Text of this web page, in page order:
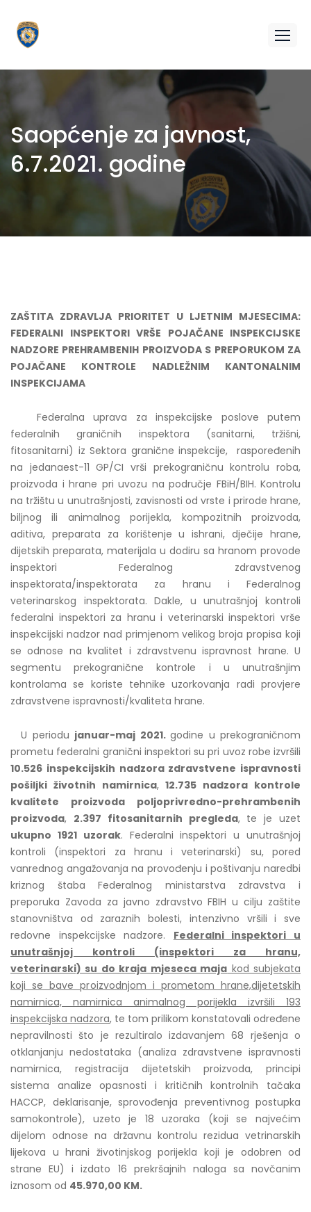
Saopćenje za javnost,
6.7.2021. godine
ZAŠTITA ZDRAVLJA PRIORITET U LJETNIM MJESECIMA:
FEDERALNI INSPEKTORI VRŠE POJAČANE INSPEKCIJSKE
NADZORE PREHRAMBENIH PROIZVODA S PREPORUKOM ZA
POJAČANE KONTROLE NADLEŽNIM KANTONALNIM
INSPEKCIJAMA
Federalna uprava za inspekcijske poslove putem
federalnih graničnih inspektora (sanitarni, tržišni,
fitosanitarni) iz Sektora granične inspekcije, raspoređenih
na jedanaest-11 GP/CI vrši prekograničnu kontrolu roba,
proizvoda i hrane pri uvozu na područje FBiH/BIH. Kontrolu
na tržištu u unutrašnjosti, zavisnosti od vrste i prirode hrane,
biljnog ili animalnog porijekla, kompozitnih proizvoda,
aditiva, preparata za korištenje u ishrani, dječije hrane,
dijetskih preparata, materijala u dodiru sa hranom provode
inspektori Federalnog zdravstvenog
inspektorata/inspektorata za hranu i Federalnog
veterinarskog inspektorata. Dakle, u unutrašnjoj kontroli
federalni inspektori za hranu i veterinarski inspektori vrše
inspekcijski nadzor nad primjenom velikog broja propisa koji
se odnose na kvalitet i zdravstvenu ispravnost hrane. U
segmentu prekogranične kontrole i u unutrašnjim
kontrolama se koriste tehnike uzorkovanja radi provjere
zdravstvene ispravnosti/kvaliteta hrane.
U periodu januar-maj 2021. godine u prekograničnom
prometu federalni granični inspektori su pri uvoz robe izvršili
10.526 inspekcijskih nadzora zdravstvene ispravnosti
pošiljki životnih namirnica,12.735 nadzora kontrole
kvalitete proizvoda poljoprivredno-prehrambenih
proizvoda, 2.397 fitosanitarnih pregleda, te je uzet
ukupno 1921 uzorak. Federalni inspektori u unutrašnjoj
kontroli (inspektori za hranu i veterinarski) su, pored
vanrednog angažovanja na provođenju i poštivanju naredbi
kriznog štaba Federalnog ministarstva zdravstva i
preporuka Zavoda za javno zdravstvo FBIH u cilju zaštite
stanovništva od zaraznih bolesti, intenzivno vršili i sve
redovne inspekcijske nadzore. Federalni inspektori u
unutrašnjoj kontroli (inspektori za hranu,
veterinarski) su do kraja mjeseca maja kod subjekata
koji se bave proizvodnjom i prometom hrane,dijetetskih
namirnica, namirnica animalnog porijekla izvršili 193
inspekcijska nadzora, te tom prilikom konstatovali određene
nepravilnosti što je rezultiralo izdavanjem 68 rješenja o
otklanjanju nedostataka (analiza zdravstvene ispravnosti
namirnica, registracija dijetetskih proizvoda, principi
sistema analize opasnosti i kritičnih kontrolnih tačaka
HACCP, deklarisanje, sprovođenja preventivnog postupka
samokontrole), uzeto je 18 uzoraka (koji se najvećim
dijelom odnose na državnu kontrolu rezidua vetrinarskih
lijekova u hrani životinjskog porijekla koji je odobren od
strane EU) i izdato 16 prekršajnih naloga sa novčanim
iznosom od 45.970,00 KM.